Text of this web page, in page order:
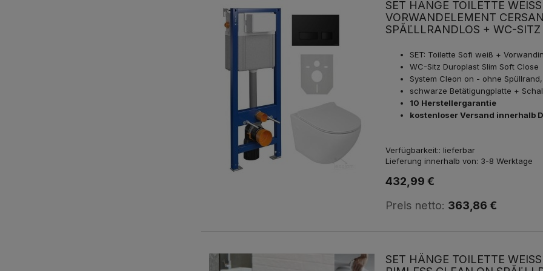
SET HÄNGE TOILETTE
ORWANDELEMENT
SPĂĽLLRANDLOS + WC-SITZ
SET: Toilette Sofi weiß +
WC-Sitz Duroplast Slim Soft Close
System Cleon on - ohne
schwarze Betätigungplatte +
10 Herstellergarantie
kostenloser Versand innerhalb
Verfügbarkeit:: lieferbar
Lieferung innerhalb von: 3-8 Werktage
432,99 €
Preis netto: 363,86 €
SET HÄNGE TOILETTE